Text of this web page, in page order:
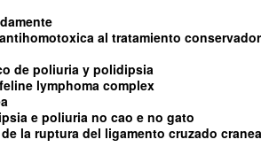
al tratamiento
de poliuria y polidipsia
lymphoma complex
e poliuria no cao e no gato
la ruptura del ligamento cruzado